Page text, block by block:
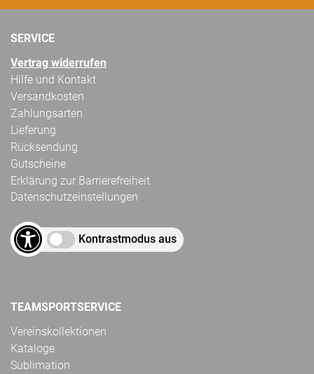
SERVICE
Vertrag widerrufen
Hilfe und Kontakt
Versandkosten
Zahlungsarten
Lieferung
Rücksendung
Gutscheine
Erklärung zur Barrierefreiheit
Datenschutzeinstellungen
Kontrastmodus aus
TEAMSPORTSERVICE
Vereinskollektionen
Kataloge
Sublimation